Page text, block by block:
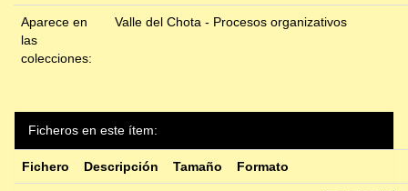
Aparece en
las
colecciones:
Valle del Chota - Procesos organizativos
Ficheros en este ítem:
Fichero Descripción Tamaño Formato